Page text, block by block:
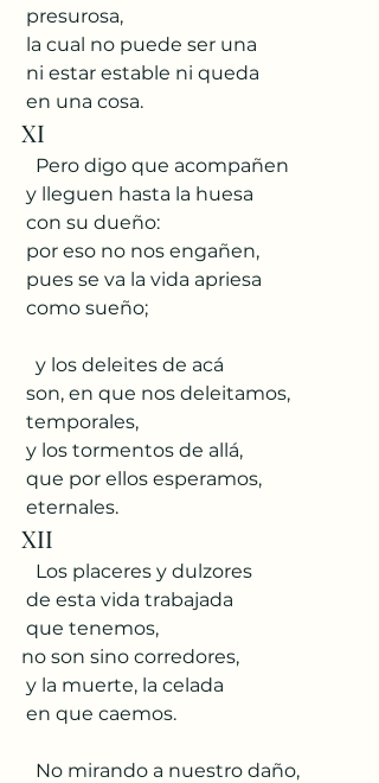
presurosa,
la cual no puede ser una
ni estar estable ni queda
en una cosa.
XI
Pero digo que acompañen
y lleguen hasta la huesa
con su dueño:
por eso no nos engañen,
pues se va la vida apriesa
como sueño;
y los deleites de acá
son, en que nos deleitamos,
temporales,
y los tormentos de allá,
que por ellos esperamos,
eternales.
XII
Los placeres y dulzores
de esta vida trabajada
que tenemos,
no son sino corredores,
y la muerte, la celada
en que caemos.
No mirando a nuestro daño,